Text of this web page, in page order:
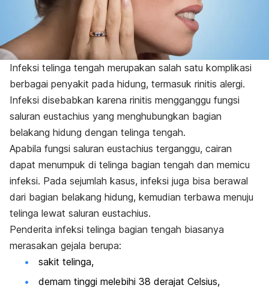
Infeksi telinga tengah merupakan salah satu komplikasi
berbagai penyakit pada hidung, termasuk rinitis alergi.
Infeksi disebabkan karena rinitis mengganggu fungsi
saluran eustachius yang menghubungkan bagian
belakang hidung dengan telinga tengah.
Apabila fungsi saluran eustachius terganggu, cairan
dapat menumpuk di telinga bagian tengah dan memicu
infeksi. Pada sejumlah kasus, infeksi juga bisa berawal
dari bagian belakang hidung, kemudian terbawa menuju
telinga lewat saluran eustachius.
Penderita infeksi telinga bagian tengah biasanya
merasakan gejala berupa:
sakit telinga,
demam tinggi melebihi 38 derajat Celsius,